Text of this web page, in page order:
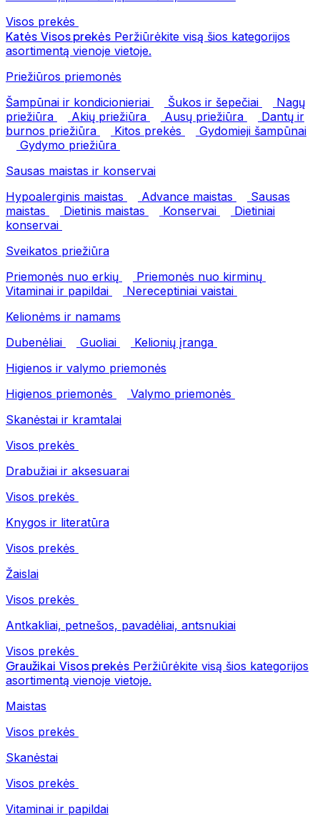
Visos prekės
Katės Visos prekės Peržiūrėkite visą šios kategorijos
asortimentą vienoje vietoje.
Priežiūros priemonės
Šampūnai ir kondicionieriai
Šukos ir šepečiai
Nagų
priežiūra
Akių priežiūra Ausų priežiūra
Dantų ir
burnos priežiūra
Kitos prekės
Gydomieji šampūnai
Gydymo priežiūra
Sausas maistas ir konservai
Hypoalerginis maistas
Advance maistas
Sausas
maistas
Dietinis maistas Konservai
Dietiniai
konservai
Sveikatos priežiūra
Priemonės nuo erkių
Priemonės nuo kirminų
Vitaminai ir papildai
Nereceptiniai vaistai
Kelionėms ir namams
Dubenėliai
Guoliai
Kelionių įranga
Higienos ir valymo priemonės
Higienos priemonės
Valymo priemonės
Skanėstai ir kramtalai
Visos prekės
Drabužiai ir aksesuarai
Visos prekės
Knygos ir literatūra
Visos prekės
Žaislai
Visos prekės
Antkakliai, petnešos, pavadėliai, antsnukiai
Visos prekės
Graužikai Visos prekės Peržiūrėkite visą šios kategorijos
asortimentą vienoje vietoje.
Maistas
Visos prekės
Skanėstai
Visos prekės
Vitaminai ir papildai